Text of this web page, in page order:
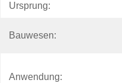
Ursprung:
Bauwesen:
Anwendung: